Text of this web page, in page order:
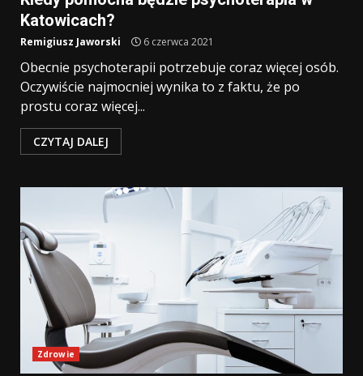
Katowicach?
Remigiusz Jaworski 6 czerwca 2021
Obecnie psychoterapii potrzebuje coraz więcej osób.
Oczywiście najmocniej wynika to z faktu, że po
prostu coraz więcej...
CZYTAJ DALEJ
Zdrowie